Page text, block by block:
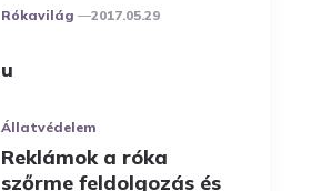
Posted
Rókavilág 2017.05.29
Állatvédelem
Reklámok a róka
szőrme feldolgozás és